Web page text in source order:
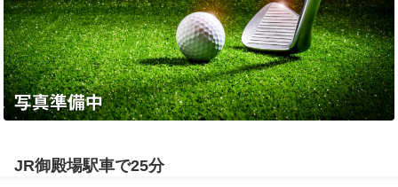
JR御殿場駅車で25分